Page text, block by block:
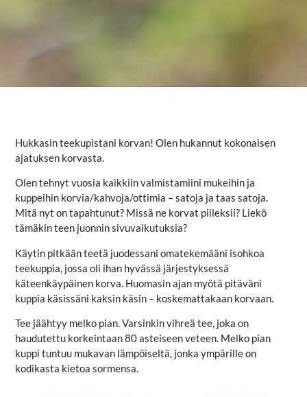
Hukkasin teekupistani korvan! Olen hukannut kokonaisen
ajatuksen korvasta.
Olen tehnyt vuosia kaikkiin valmistamiini mukeihin ja
kuppeihin korvia/kahvoja/ottimia – satoja ja taas satoja.
Mitä nyt on tapahtunut? Missä ne korvat piileksii? Liekö
tämäkin teen juonnin sivuvaikutuksia?
Käytin pitkään teetä juodessani omatekemääni isohkoa
teekuppia, jossa oli ihan hyvässä järjestyksessä
käteenkäypäinen korva. Huomasin ajan myötä pitäväni
kuppia käsissäni kaksin käsin – koskemattakaan korvaan.
Tee jäähtyy melko pian. Varsinkin vihreä tee, joka on
haudutettu korkeintaan 80 asteiseen veteen. Melko pian
kuppi tuntuu mukavan lämpöiseltä, jonka ympärille on
kodikasta kietoa sormensa.